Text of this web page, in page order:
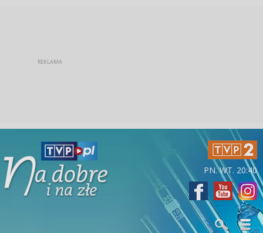
PN. WT. 20:40